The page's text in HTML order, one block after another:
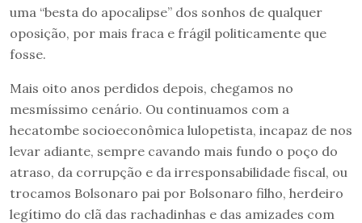
uma “besta do apocalipse” dos sonhos de qualquer
oposição, por mais fraca e frágil politicamente que
fosse.
Mais oito anos perdidos depois, chegamos no
mesmíssimo cenário. Ou continuamos com a
hecatombe socioeconômica lulopetista, incapaz de nos
levar adiante, sempre cavando mais fundo o poço do
atraso, da corrupção e da irresponsabilidade fiscal, ou
trocamos Bolsonaro pai por Bolsonaro filho, herdeiro
legítimo do clã das rachadinhas e das amizades com